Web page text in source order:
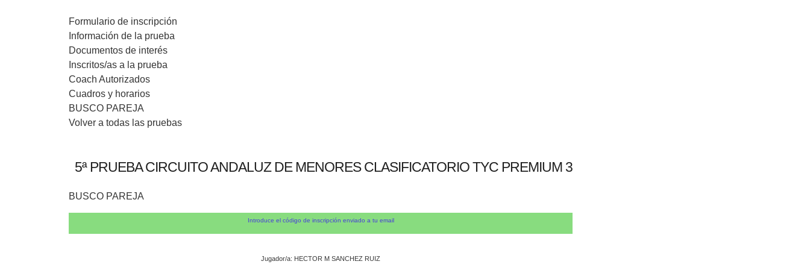
Formulario de inscripción
Información de la prueba
Documentos de interés
Inscritos/as a la prueba
Coach Autorizados
Cuadros y horarios
BUSCO PAREJA
Volver a todas las pruebas
5ª PRUEBA CIRCUITO ANDALUZ DE MENORES CLASIFICATORIO TYC PREMIUM 3
BUSCO PAREJA
Introduce el código de inscripción enviado a tu email
Jugador/a: HECTOR M SANCHEZ RUIZ